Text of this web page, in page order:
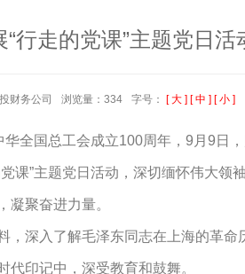
行走的党课”主题党日活
财务公司 浏览量：334 字号： [ 大 ] [ 中 ] [ 小 ]
全国总工会成立100周年，9月9日
课”主题党日活动，深切缅怀伟大领
聚奋进力量。
入了解毛泽东同志在上海的革命
印记中，深受教育和鼓舞。